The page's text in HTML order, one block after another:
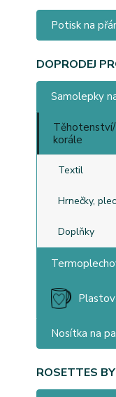
Potisk na
DOPRODEJ
Samolepky
Těhotenství/
korále
Textil
Hrnečky,
Doplňky
Nosítka na
ROSETTES